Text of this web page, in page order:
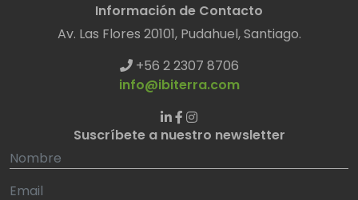
Información de Contacto
Av. Las Flores 20101, Pudahuel, Santiago.
+56 2 2307 8706
info@ibiterra.com
Suscríbete a nuestro newsletter